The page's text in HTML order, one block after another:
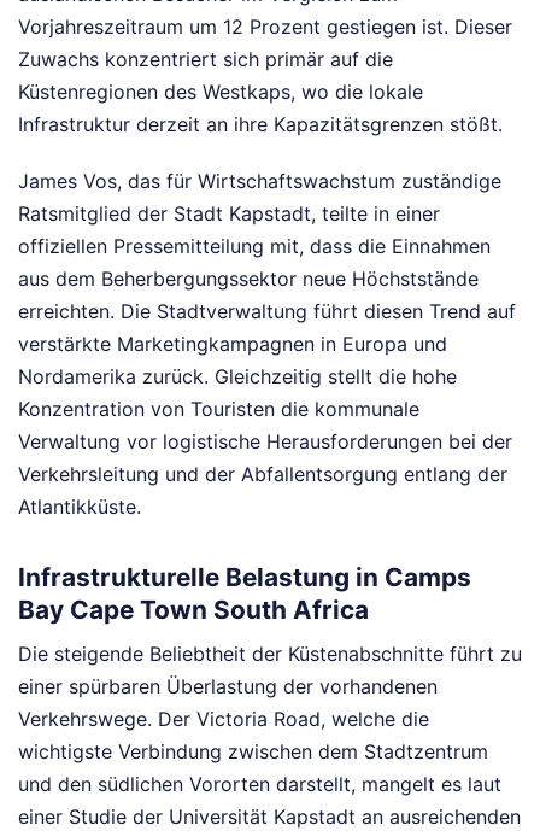
Vorjahreszeitraum um 12 Prozent gestiegen ist. Dieser
Zuwachs konzentriert sich primär auf die
Küstenregionen des Westkaps, wo die lokale
Infrastruktur derzeit an ihre Kapazitätsgrenzen stößt.
James Vos, das für Wirtschaftswachstum zuständige
Ratsmitglied der Stadt Kapstadt, teilte in einer
offiziellen Pressemitteilung mit, dass die Einnahmen
aus dem Beherbergungssektor neue Höchststände
erreichten. Die Stadtverwaltung führt diesen Trend auf
verstärkte Marketingkampagnen in Europa und
Nordamerika zurück. Gleichzeitig stellt die hohe
Konzentration von Touristen die kommunale
Verwaltung vor logistische Herausforderungen bei der
Verkehrsleitung und der Abfallentsorgung entlang der
Atlantikküste.
Infrastrukturelle Belastung in Camps
Bay Cape Town South Africa
Die steigende Beliebtheit der Küstenabschnitte führt zu
einer spürbaren Überlastung der vorhandenen
Verkehrswege. Der Victoria Road, welche die
wichtigste Verbindung zwischen dem Stadtzentrum
und den südlichen Vororten darstellt, mangelt es laut
einer Studie der Universität Kapstadt an ausreichenden